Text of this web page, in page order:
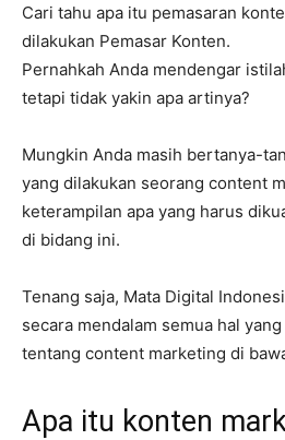
Cari tahu apa itu pemasaran
dilakukan Pemasar Konten.
Pernahkah Anda mendengar
tetapi tidak yakin apa artinya?
Mungkin Anda masih bertanya-
yang dilakukan seorang content
keterampilan apa yang harus
di bidang ini.
Tenang saja, Mata Digital
secara mendalam semua hal
tentang content marketing di
Apa itu konten